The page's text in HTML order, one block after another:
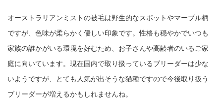
オーストラリアンミストの被毛は野生的なスポットやマーブル柄
ですが、色味が柔らかく優しい印象です。性格も穏やかでいつも
家族の誰かがいる環境を好むため、お子さんや高齢者のいるご家
庭に向いています。現在国内で取り扱っているブリーダーは少な
いようですが、とても人気が出そうな猫種ですので今後取り扱う
ブリーダーが増えるかもしれませんね。